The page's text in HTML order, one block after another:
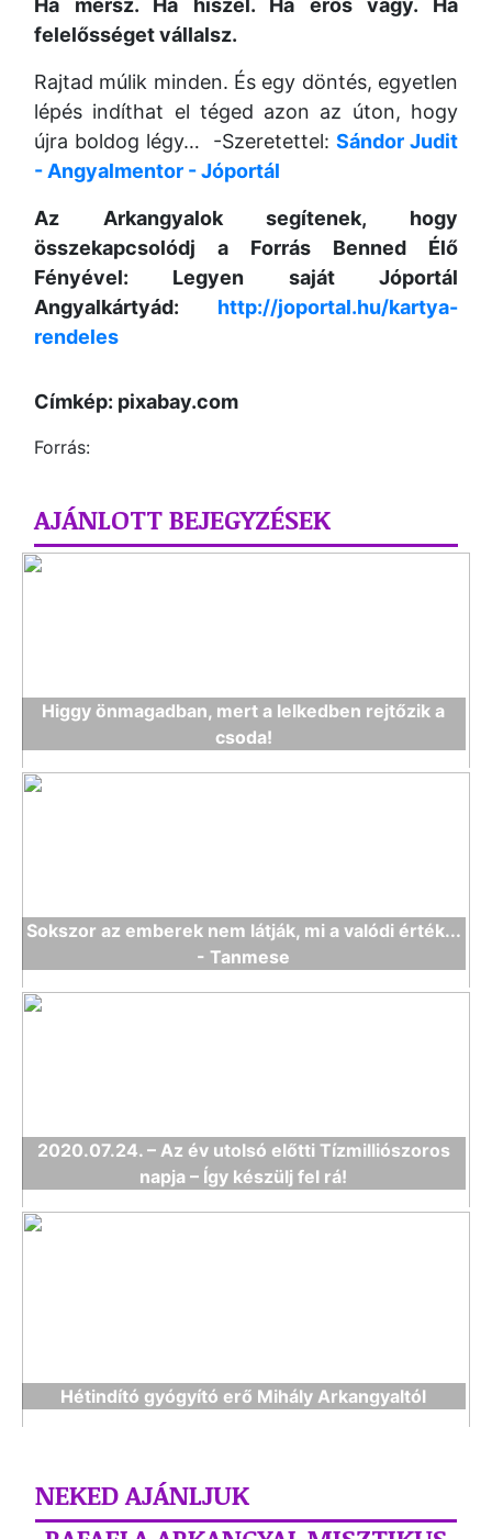
Ha mersz. Ha hiszel. Ha erős vagy. Ha
felelősséget vállalsz.
Rajtad múlik minden. És egy döntés, egyetlen
lépés indíthat el téged azon az úton, hogy
újra boldog légy… -Szeretettel: Sándor Judit
- Angyalmentor - Jóportál
Az Arkangyalok segítenek, hogy
összekapcsolódj a Forrás Benned Élő
Fényével: Legyen saját Jóportál
Angyalkártyád: http://joportal.hu/kartya-
rendeles
Címkép: pixabay.com
Forrás:
AJÁNLOTT BEJEGYZÉSEK
Higgy önmagadban, mert a lelkedben rejtőzik a
csoda!
Sokszor az emberek nem látják, mi a valódi érték...
- Tanmese
2020.07.24. – Az év utolsó előtti Tízmilliószoros
napja – Így készülj fel rá!
Hétindító gyógyító erő Mihály Arkangyaltól
NEKED AJÁNLJUK